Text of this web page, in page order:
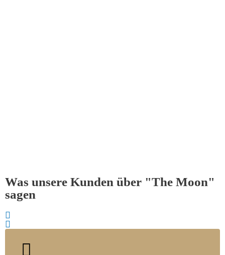
Was unsere Kunden über "The Moon"
sagen